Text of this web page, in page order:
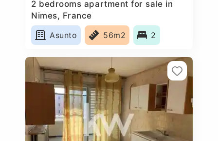
2 bedrooms apartment for sale in
Nimes, France
Asunto
56m2 2